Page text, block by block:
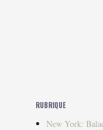
RUBRIQUE
New York: